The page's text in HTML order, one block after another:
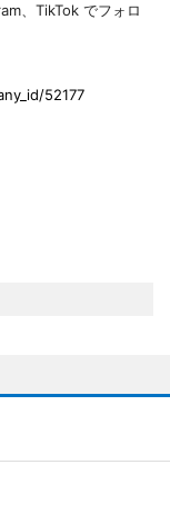
、TikTok でフォロ
52177